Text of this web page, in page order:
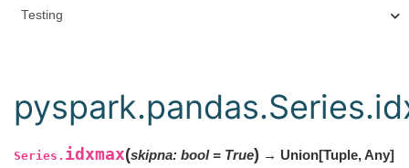
Testing
Series. idxmax(skipna: bool = True) → Union[Tuple,Any]